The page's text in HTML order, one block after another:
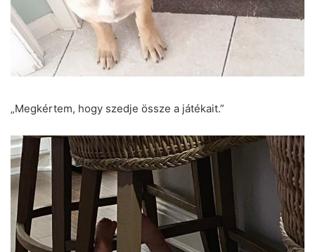
„Megkértem, hogy szedje össze a játékait.”